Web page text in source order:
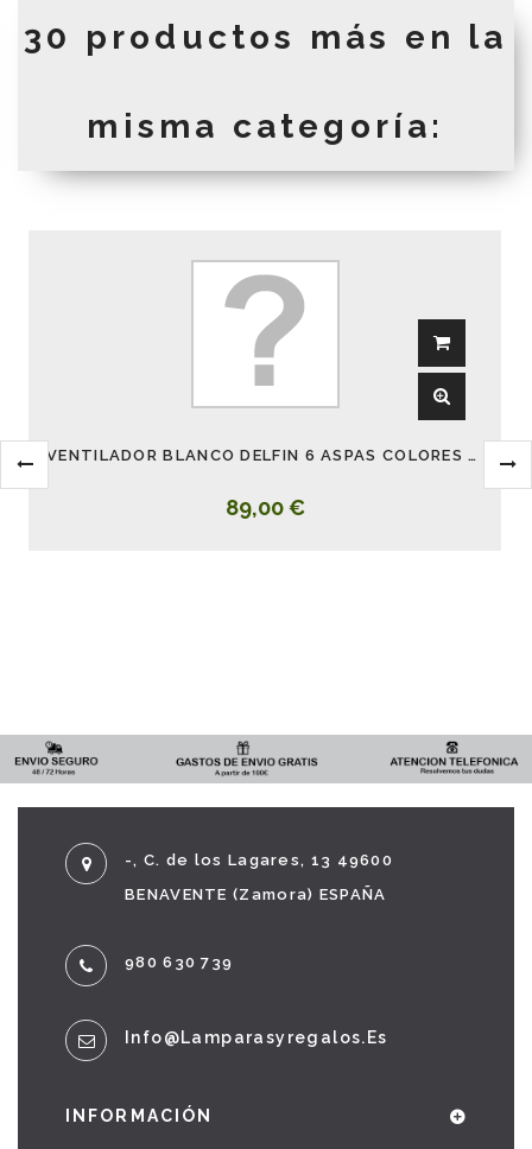
30 productos más en la
misma categoría:
VENTILADOR BLANCO DELFIN 6 ASPAS COLORES PASTEL CON LUZ
89,00 €
-, C. de los Lagares, 13 49600
BENAVENTE (Zamora) ESPAÑA
980 630 739
Info@lamparasyregalos.es
INFORMACIÓN